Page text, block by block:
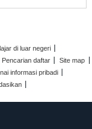
di luar negeri
Pencarian daftar
Site map
informasi pribadi